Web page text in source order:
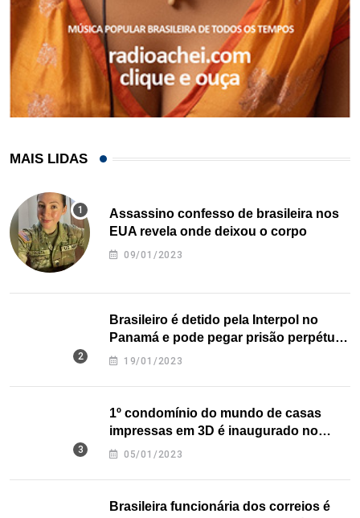
MAIS LIDAS
Assassino confesso de brasileira nos
EUA revela onde deixou o corpo
09/01/2023
Brasileiro é detido pela Interpol no
Panamá e pode pegar prisão perpétua
nos EUA
19/01/2023
1º condomínio do mundo de casas
impressas em 3D é inaugurado no
Texas
05/01/2023
Brasileira funcionária dos correios é